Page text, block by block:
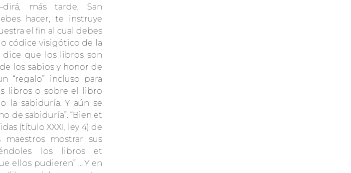
más tarde, San
hacer, te instruye
el fin al cual debes
códice visigótico de la
dice que los libros son
los sabios y honor de
“regalo” incluso para
libros o sobre el libro
la sabiduría. Y aún se
de sabiduría”. “Bien et
(título XXXI, ley 4) de
mostrar sus
los libros et
ellos pudieren” … Y en